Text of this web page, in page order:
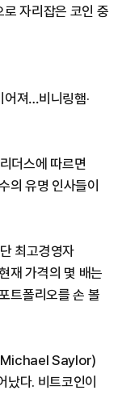
자리잡은 코인 중
져…비니링햄·
더스에 따르면
의 유명 인사들이
최고경영자
재 가격의 몇 배는
트폴리오를 손 볼
(Michael Saylor)
다. 비트코인이